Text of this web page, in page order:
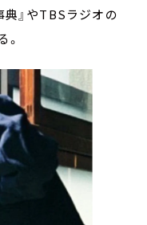
』やTBSラジオの
。